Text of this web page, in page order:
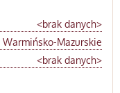
<brak danych>
Warmińsko-Mazurskie
<brak danych>